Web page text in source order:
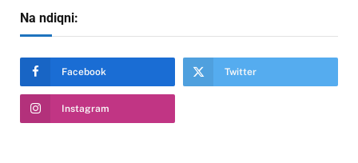
Na ndiqni:
Facebook Twitter
Instagram